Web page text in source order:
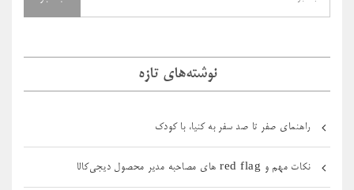
نوشته‌های تازه
راهنمای صفر تا صد سفر به کنیا، با کودک
نکات مهم و red flag های مصاحبه مدیر محصول دیجی‌کالا